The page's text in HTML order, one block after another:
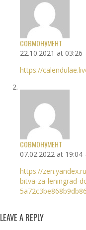
СОВМОНУМЕНТ
22.10.2021 at
https://
СОВМОНУМЕНТ
07.02.2022 at
https://
bitva-za-leningrad-
LEAVE A REPLY